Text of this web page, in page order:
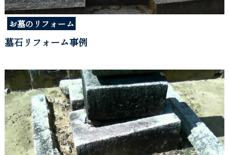
お墓のリフォーム
墓石リフォーム事例